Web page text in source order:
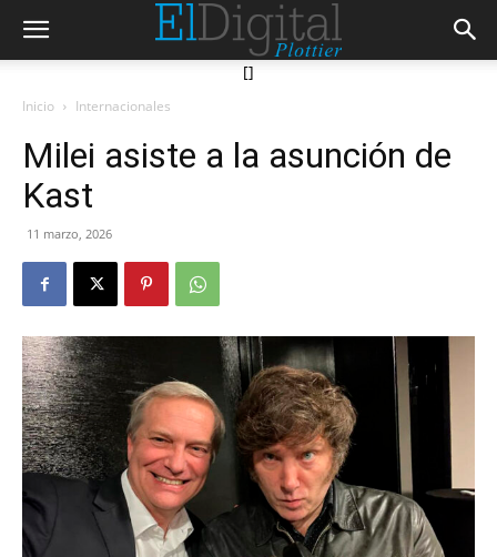
[]
Inicio Internacionales
Milei asiste a la asunción de
Kast
11 marzo, 2026